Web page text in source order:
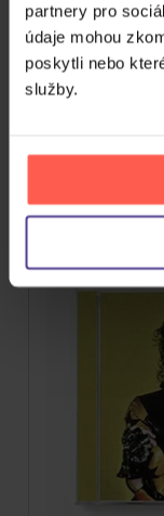
partnery pro
údaje mohou
poskytli nebo
služby.
Gray Conan:
CD